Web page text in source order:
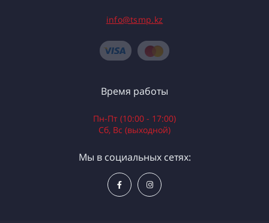
info@tsmp.kz
Время работы
Пн-Пт (10:00 - 17:00)
Сб, Вс (выходной)
Мы в социальных сетях: